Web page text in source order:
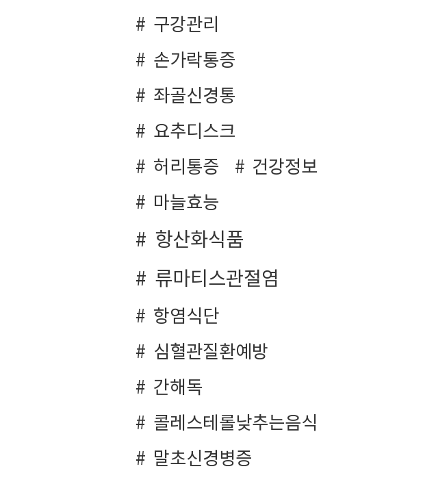
구강관리
손가락통증
좌골신경통
요추디스크
허리통증
건강정보
마늘효능
항산화식품
류마티스관절염
항염식단
심혈관질환예방
간해독
콜레스테롤낮추는음식
말초신경병증